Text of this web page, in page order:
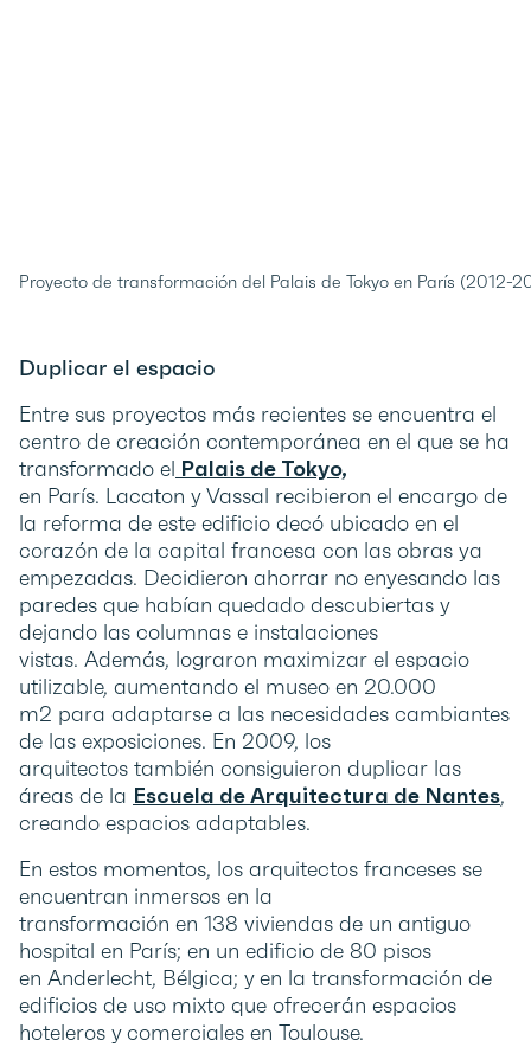
Proyecto de transformación del Palais de Tokyo en París (2012-
Duplicar el espacio
Entre sus proyectos más recientes se encuentra el
centro de creación contemporánea en el que se ha
transformado el Palais de Tokyo,
en París. Lacaton y Vassal recibieron el encargo de
la reforma de este edificio decó ubicado en el
corazón de la capital francesa con las obras ya
empezadas. Decidieron ahorrar no enyesando las
paredes que habían quedado descubiertas y
dejando las columnas e instalaciones
vistas. Además, lograron maximizar el espacio
utilizable, aumentando el museo en 20.000
m2 para adaptarse a las necesidades cambiantes
de las exposiciones. En 2009, los
arquitectos también consiguieron duplicar las
áreas de la Escuela de Arquitectura de Nantes,
creando espacios adaptables.
En estos momentos, los arquitectos franceses se
encuentran inmersos en la
transformación en 138 viviendas de un antiguo
hospital en París; en un edificio de 80 pisos
en Anderlecht, Bélgica; y en la transformación de
edificios de uso mixto que ofrecerán espacios
hoteleros y comerciales en Toulouse.